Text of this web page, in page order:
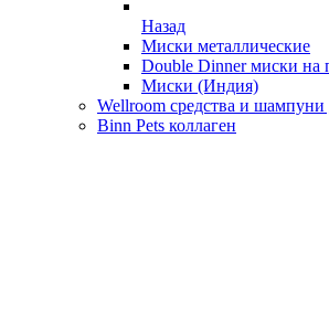
Назад
Миски металлические
Double Dinner миски на
Миски (Индия)
Wellroom средства и шампуни
Binn Pets коллаген